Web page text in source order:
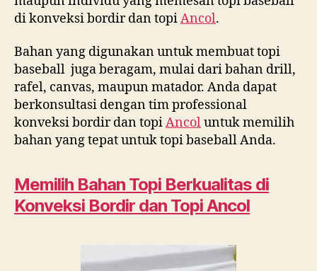
di konveksi bordir dan topiAncol.
Bahan yang digunakan untuk membuat topi
baseball juga beragam, mulai dari bahan drill,
rafel, canvas, maupun matador. Anda dapat
berkonsultasi dengan tim professional
konveksi bordir dan topiAncoluntuk memilih
bahan yang tepat untuk topi baseball Anda.
Memilih Bahan Topi Berkualitas di
Konveksi Bordir dan TopiAncol